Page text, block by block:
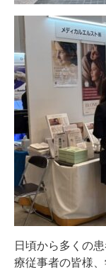
日頃から多くの
療従事者の皆様